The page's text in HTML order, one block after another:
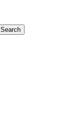
Search